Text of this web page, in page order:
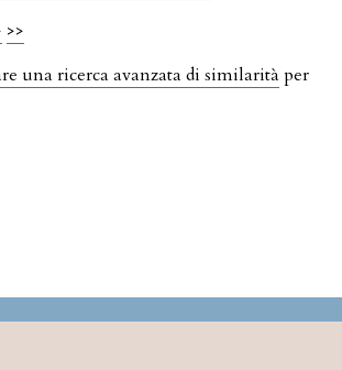
>>
una ricerca avanzata di similarità per